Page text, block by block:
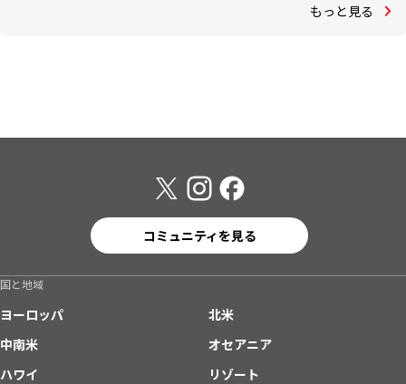
もっと見る
コミュニティを見る
国と地域
ヨーロッパ
北米
中南米
オセアニア
ハワイ
リゾート